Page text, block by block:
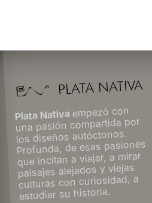
Plata Nativaempezó con
una pasión compartida por
los diseños autóctonos.
Profunda, de esas pasiones
que incitan a viajar, a mirar
paisajes alejados y viejas
culturas con curiosidad, a
estudiar su historia.